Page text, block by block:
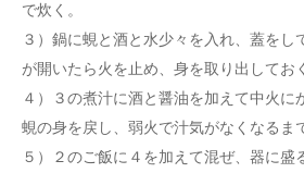
で炊く。
３）鍋に蜆と酒と水少々を入れ、蓋をし
が開いたら火を止め、身を取り出してお
４）３の煮汁に酒と醤油を加えて中火に
蜆の身を戻し、弱火で汁気がなくなるま
５）２のご飯に４を加えて混ぜ、器に盛